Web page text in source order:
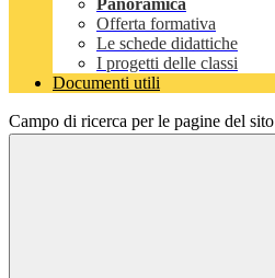
Panoramica
Offerta formativa
Le schede didattiche
I progetti delle classi
Documenti utili
Campo di ricerca per le pagine del sito